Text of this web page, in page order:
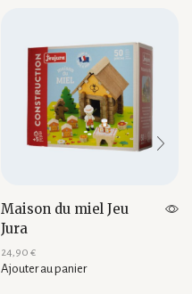
Maison du miel Jeu
Jura
24,90 €
Ajouter au panier